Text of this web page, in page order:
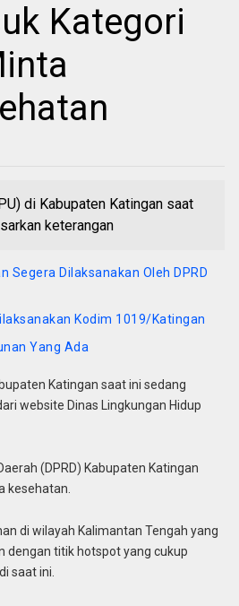
Kategori
di Kabupaten Katingan saat
keterangan
Segera Dilaksanakan Oleh DPRD
Kodim 1019/Katingan
Yang Ada
Katingan saat ini sedang
website Dinas Lingkungan Hidup
(DPRD) Kabupaten Katingan
kesehatan.
di wilayah Kalimantan Tengah yang
dengan titik hotspot yang cukup
saat ini.